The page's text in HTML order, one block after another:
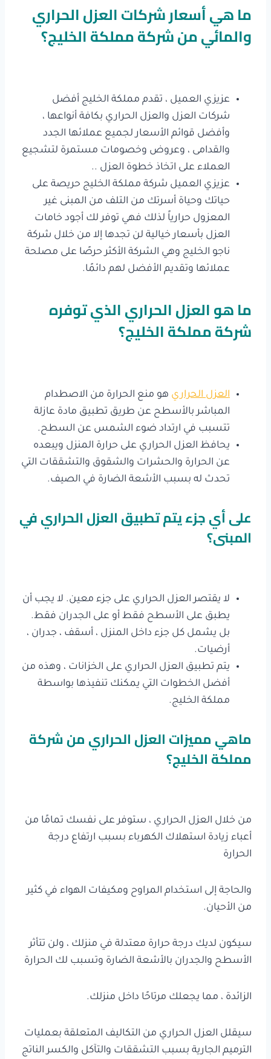
ما هي أسعار شركات العزل الحراري
والمائي من شركة مملكة الخليج؟
عزيزي العميل ، تقدم مملكة الخليج أفضل
شركات العزل والعزل الحراري بكافة أنواعها ،
وأفضل قوائم الأسعار لجميع عملائها الجدد
والقدامى ، وعروض وخصومات مستمرة لتشجيع
العملاء على اتخاذ خطوة العزل ..
عزيزي العميل شركة مملكة الخليج حريصة على
حياتك وحياة أسرتك من التلف من المبنى غير
المعزول حرارياً لذلك فهي توفر لك أجود خامات
العزل بأسعار خيالية لن تجدها إلا من خلال شركة
ناجو الخليج وهي الشركة الأكثر حرصًا على مصلحة
عملائها وتقديم الأفضل لهم دائمًا.
ما هو العزل الحراري الذي توفره
شركة مملكة الخليج؟
العزل الحراري هو منع الحرارة من الاصطدام
المباشر بالأسطح عن طريق تطبيق مادة عازلة
تتسبب في ارتداد ضوء الشمس عن السطح.
يحافظ العزل الحراري على حرارة المنزل ويبعده
عن الحرارة والحشرات والشقوق والتشققات التي
تحدث له بسبب الأشعة الضارة في الصيف.
على أي جزء يتم تطبيق العزل الحراري في
المبنى؟
لا يقتصر العزل الحراري على جزء معين. لا يجب أن
يطبق على الأسطح فقط أو على الجدران فقط.
بل يشمل كل جزء داخل المنزل ، أسقف ، جدران ،
أرضيات.
يتم تطبيق العزل الحراري على الخزانات ، وهذه من
أفضل الخطوات التي يمكنك تنفيذها بواسطة
مملكة الخليج.
ماهي مميزات العزل الحراري من شركة
مملكة الخليج؟
من خلال العزل الحراري ، ستوفر على نفسك تمامًا من
أعباء زيادة استهلاك الكهرباء بسبب ارتفاع درجة
الحرارة
والحاجة إلى استخدام المراوح ومكيفات الهواء في كثير
من الأحيان.
سيكون لديك درجة حرارة معتدلة في منزلك ، ولن تتأثر
الأسطح والجدران بالأشعة الضارة وتسبب لك الحرارة
الزائدة ، مما يجعلك مرتاحًا داخل منزلك.
سيقلل العزل الحراري من التكاليف المتعلقة بعمليات
الترميم الجارية بسبب التشققات والتآكل والكسر الناتج